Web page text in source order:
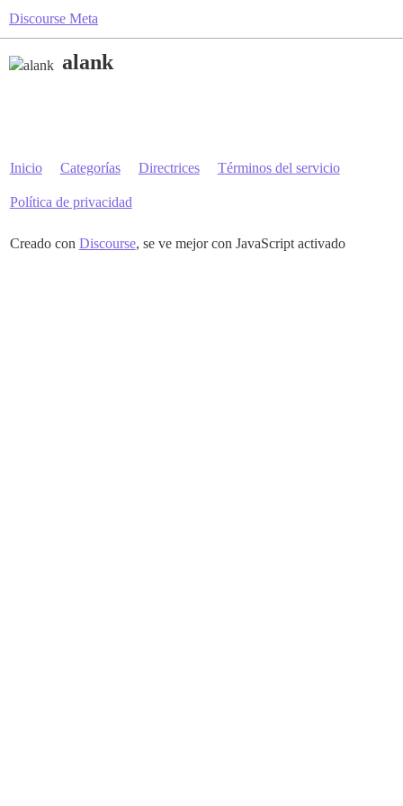
Discourse Meta
alank
Inicio Categorías Directrices Términos del servicio
Política de privacidad
Creado con Discourse, se ve mejor con JavaScript activado